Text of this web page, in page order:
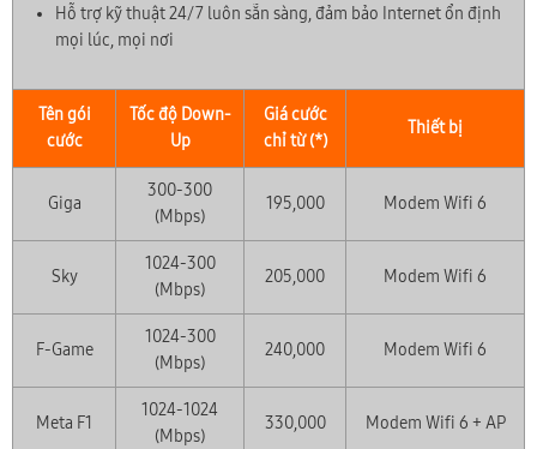
Hỗ trợ kỹ thuật 24/7 luôn sẵn sàng, đảm bảo Internet ổn định
mọi lúc, mọi nơi
Tên gói
cước
Tốc độ Down-
Up
Giá cước
chỉ từ (*)
Thiết bị
Giga
300-300
(Mbps)
195,000 Modem Wifi 6
Sky
1024-300
(Mbps)
205,000 Modem Wifi 6
F-Game
1024-300
(Mbps)
240,000 Modem Wifi 6
Meta F1
1024-1024
(Mbps)
330,000 Modem Wifi 6 + AP